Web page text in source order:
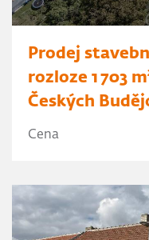
Prodej
rozloze 1 703
Českých
Cena